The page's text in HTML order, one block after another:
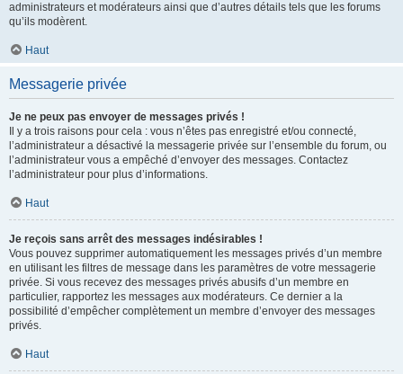
administrateurs et modérateurs ainsi que d’autres détails tels que les forums
qu’ils modèrent.
Haut
Messagerie privée
Je ne peux pas envoyer de messages privés !
Il y a trois raisons pour cela : vous n’êtes pas enregistré et/ou connecté,
l’administrateur a désactivé la messagerie privée sur l’ensemble du forum, ou
l’administrateur vous a empêché d’envoyer des messages. Contactez
l’administrateur pour plus d’informations.
Haut
Je reçois sans arrêt des messages indésirables !
Vous pouvez supprimer automatiquement les messages privés d’un membre
en utilisant les filtres de message dans les paramètres de votre messagerie
privée. Si vous recevez des messages privés abusifs d’un membre en
particulier, rapportez les messages aux modérateurs. Ce dernier a la
possibilité d’empêcher complètement un membre d’envoyer des messages
privés.
Haut